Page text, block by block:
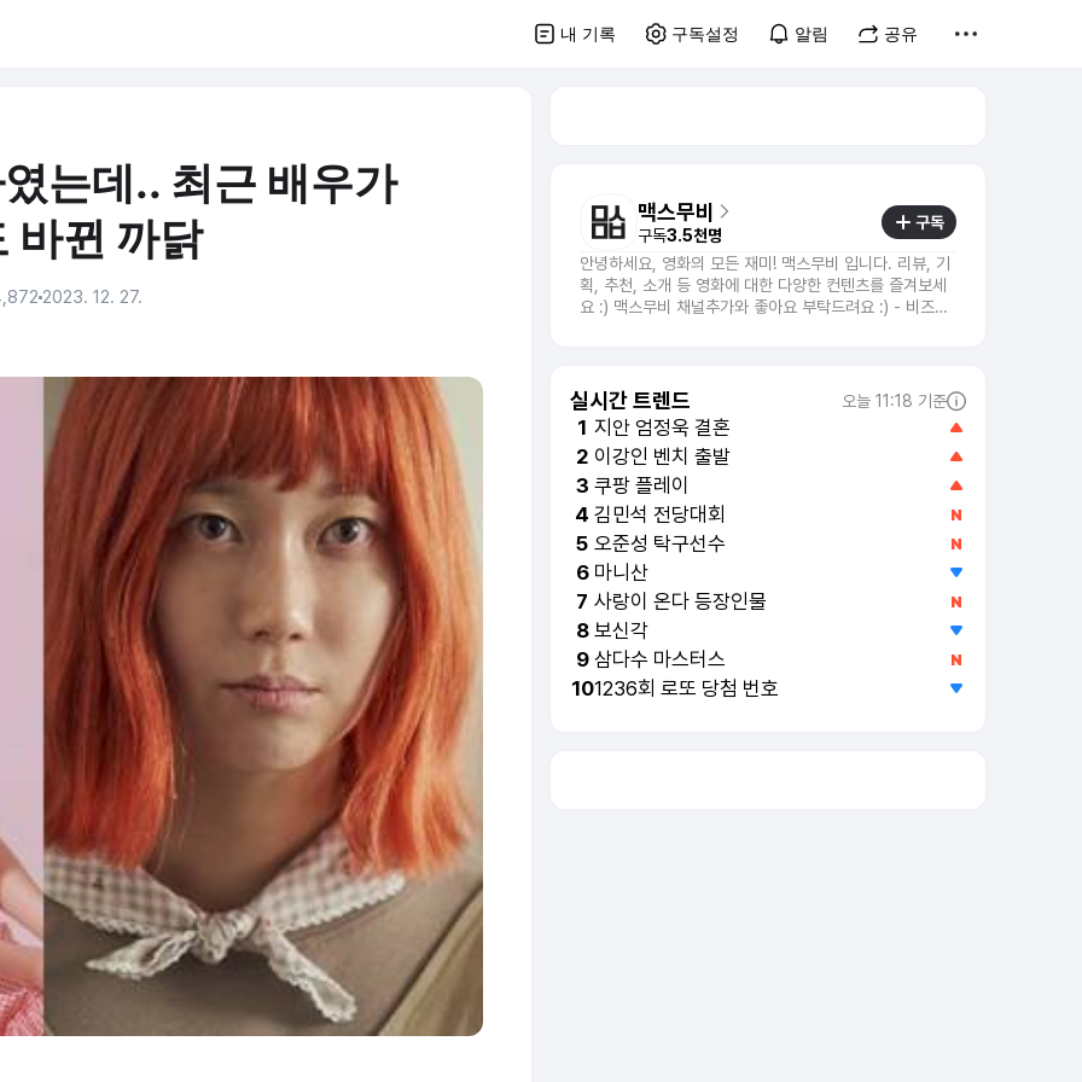
내 기록 구독설정 알림 공유
는데.. 최근 배우가
바뀐 까닭
2023. 12. 27.
맥스무비
구독3.5천명
구독
안녕하세요, 영화의 모든 재미! 맥스무비 입니다. 리뷰, 기
획, 추천, 소개 등 영화에 대한 다양한 컨텐츠를 즐겨보세
요 :) 맥스무비 채널추가와 좋아요 부탁드려요 :) - 비즈니
실시간 트렌드 오늘 11:18 기준
1 지안 엄정욱 결혼
2 이강인 벤치 출발
4 김민석 전당대회
5 오준성 탁구선수
6 마니산
7 사랑이 온다 등장인물
8 보신각
9 삼다수 마스터스
101236회 로또 당첨 번호